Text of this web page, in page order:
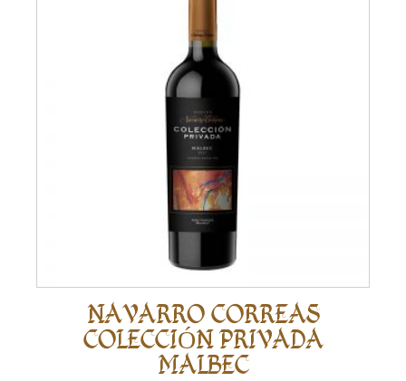
NAVARRO CORREAS
COLECCIÓN PRIVADA
MALBEC